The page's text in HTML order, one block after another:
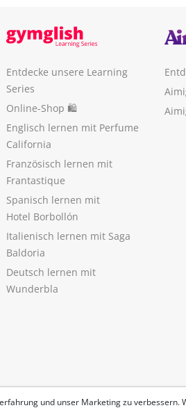
und unser Marketing zu
Entdecke unsere Learning
Series
Online-Shop 🛍
Englisch lernen mit Perfume
California
Französisch lernen mit
Frantastique
Spanisch lernen mit
Hotel Borbollón
Italienisch lernen mit Saga
Baldoria
Deutsch lernen mit
Wunderbla